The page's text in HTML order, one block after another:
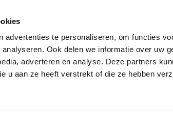
advertenties te personaliseren, om functies
Ook delen we informatie over uw
adverteren en analyse. Deze partners
u aan ze heeft verstrekt of die ze hebben
en bedrijven
KRUIPRUIMTE
UITDIEPEN
STANK IN
KRUIPRUIMTE
KRUIPRUIMTE